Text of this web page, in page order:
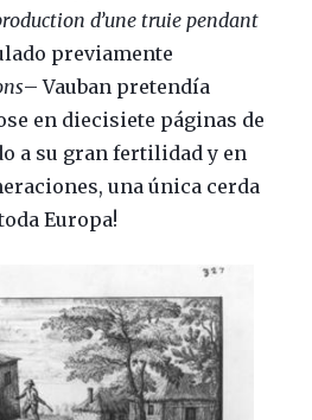
d’une truie pendant
previamente
– Vauban pretendía
en diecisiete páginas de
a su gran fertilidad y en
una única cerda
Europa!